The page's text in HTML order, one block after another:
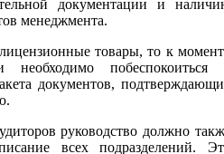
документации и
менеджмента.
товары, то к
необходимо побеспокоиться
документов,
руководство должно
всех подразделений.